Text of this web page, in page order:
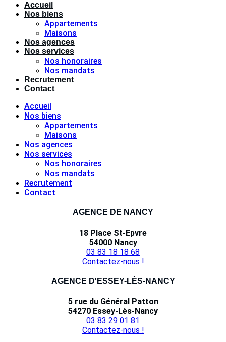
Accueil
Nos biens
Appartements
Maisons
Nos agences
Nos services
Nos honoraires
Nos mandats
Recrutement
Contact
Accueil
Nos biens
Appartements
Maisons
Nos agences
Nos services
Nos honoraires
Nos mandats
Recrutement
Contact
AGENCE DE NANCY
18 Place St-Epvre
54000 Nancy
03 83 18 18 68
Contactez-nous !
AGENCE D'ESSEY-LÈS-NANCY
5 rue du Général Patton
54270 Essey-Lès-Nancy
03 83 29 01 81
Contactez-nous !